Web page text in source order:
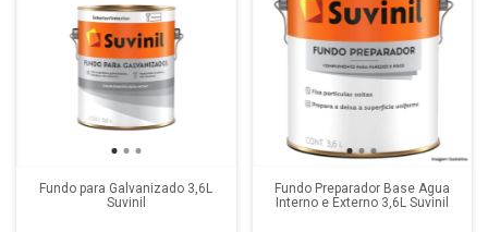
Fundo para Galvanizado 3,6L
Suvinil
Fundo Preparador Base Água
Interno e Externo 3,6L Suvinil